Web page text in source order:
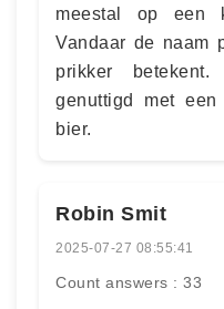
meestal op een
Vandaar de naam
prikker
genuttigd met
bier.
Robin Smit
2025-07-27 08:55:41
Count answers : 33